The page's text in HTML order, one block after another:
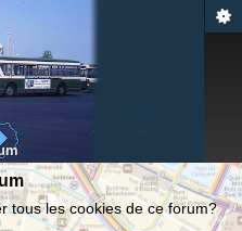
tous les cookies de ce forum?